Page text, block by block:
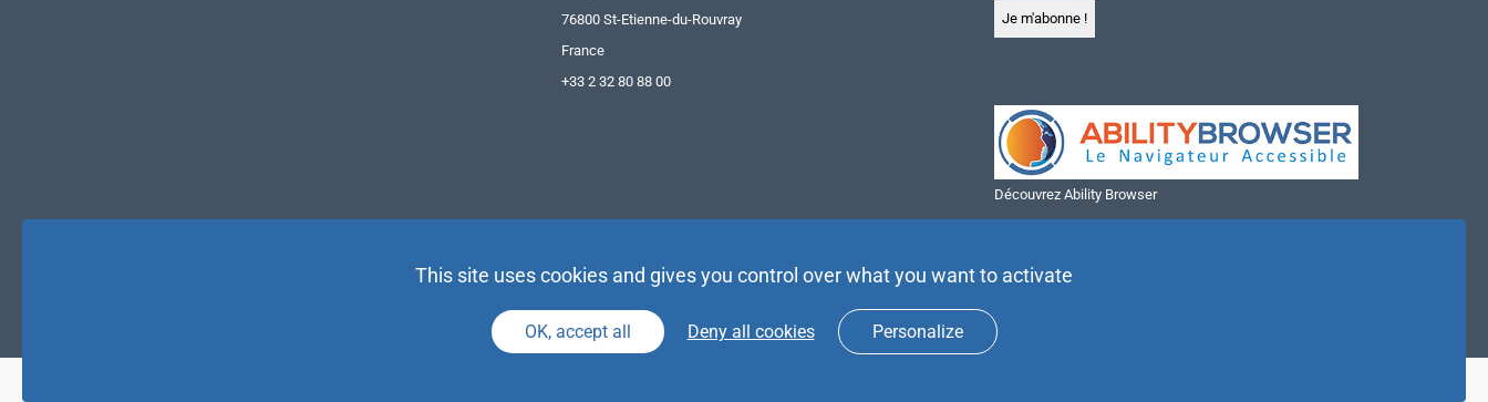
76800 St-Etienne-du-Rouvray
France
+33 2 32 80 88 00
Découvrez Ability Browser
This site uses cookies and gives you control over what you want to activate
OK, accept all Deny all cookies Personalize